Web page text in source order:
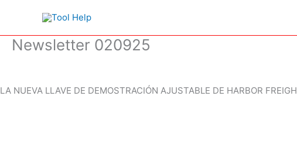
contenido
Newsletter 020925
LA NUEVA LLAVE DE DEMOSTRACIÓN AJUSTABLE DE HARBOR